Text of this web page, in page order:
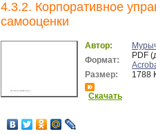
4.3.2. Корпоративное
самооценки
Автор:
Формат:
PDF
Размер:
1788
Скачать